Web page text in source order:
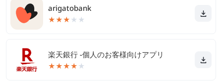
arigatobank
★★★ ★ ★
楽天銀行 -個人のお客様向けアプリ
★★★★ ★